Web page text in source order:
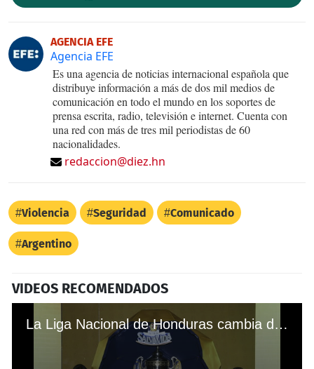
AGENCIA EFE
Agencia EFE
Es una agencia de noticias internacional española que
distribuye información a más de dos mil medios de
comunicación en todo el mundo en los soportes de
prensa escrita, radio, televisión e internet. Cuenta con
una red con más de tres mil periodistas de 60
nacionalidades.
redaccion@diez.hn
Violencia Seguridad Comunicado
Argentino
VIDEOS RECOMENDADOS
La Liga Nacional de Honduras cambia de nombre